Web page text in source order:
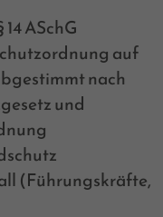
ASchG
auf
nach
und
(Führungskräfte,